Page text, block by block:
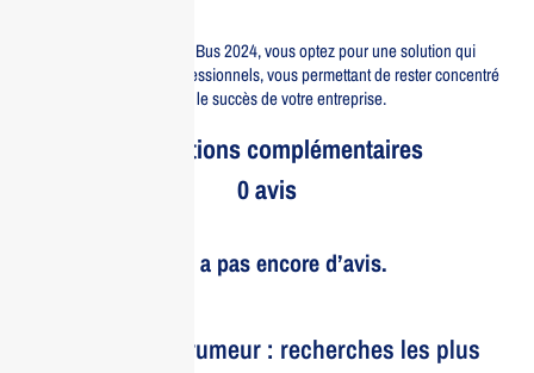
En choisissant Office Home Bus 2024, vous optez pour une solution qui
s’adapte à vos besoins professionnels, vous permettant de rester concentré
sur ce qui compte vraiment : le succès de votre entreprise.
Informations complémentaires
0 avis
Il n’y a pas encore d’avis.
Le bruit et la rumeur : recherches les plus